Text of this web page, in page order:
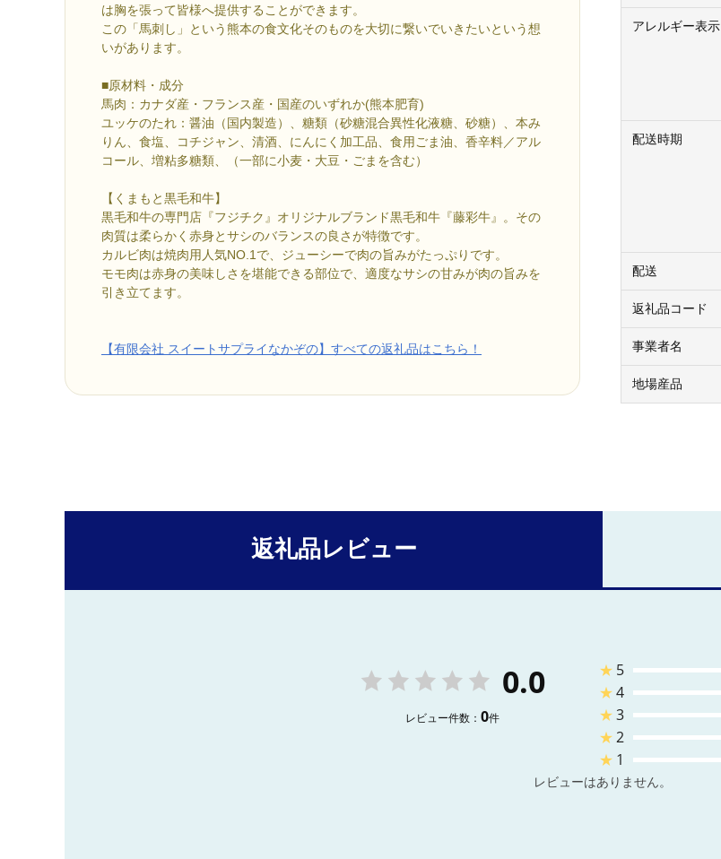
は胸を張って皆様へ提供することができます。
この「馬刺し」という熊本の食文化そのものを大切に繋いでいきたいという想
いがあります。
■原材料・成分
馬肉：カナダ産・フランス産・国産のいずれか(熊本肥育)
ユッケのたれ：醤油（国内製造）、糖類（砂糖混合異性化液糖、砂糖）、本み
りん、食塩、コチジャン、清酒、にんにく加工品、食用ごま油、香辛料／アル
コール、増粘多糖類、（一部に小麦・大豆・ごまを含む）
【くまもと黒毛和牛】
黒毛和牛の専門店『フジチク』オリジナルブランド黒毛和牛『藤彩牛』。その
肉質は柔らかく赤身とサシのバランスの良さが特徴です。
カルビ肉は焼肉用人気NO.1で、ジューシーで肉の旨みがたっぷりです。
モモ肉は赤身の美味しさを堪能できる部位で、適度なサシの甘みが肉の旨みを
引き立てます。
【有限会社 スイートサプライなかぞの】すべての返礼品はこちら！
アレルギー表示
配送時期
配送
返礼品コード
事業者名
地場産品
返礼品レビュー
0.0
レビュー件数： 0件
★ 5
★4
★3
★2
★ 1
レビューはありません。